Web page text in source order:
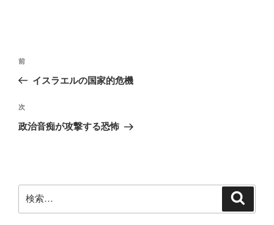
投
ビ
ゲ
ン
前
の
稿
前
イスラエルの国家的危機
次
の
次
政治音痴が攻撃する恐怖
索: